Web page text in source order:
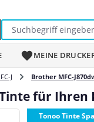
MEINE
J Brother MFC-
für Ihren
Tonoo Tinte